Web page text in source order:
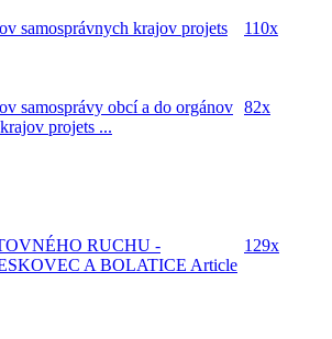
samosprávnych krajov projets
110x
samosprávy obcí a do orgánov
projets ...
82x
RUCHU -
A BOLATICE Article
129x